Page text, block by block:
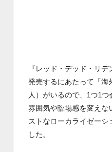
『レッド・デッド・リ
発売するにあたって「海
人）がいるので、1つ1
雰囲気や臨場感を変えな
ストなローカライゼー
した。